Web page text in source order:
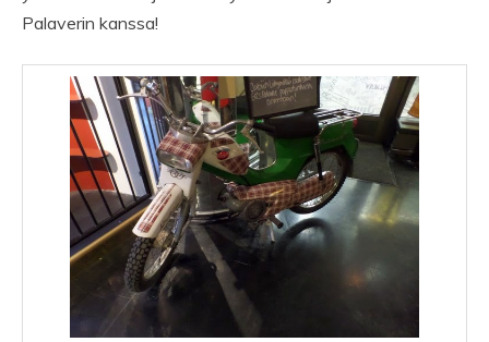
Palaverin kanssa!